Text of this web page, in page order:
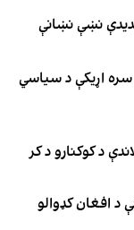
نښې نښانې
سره اړیکې د سیاسي
د کوکنارو د کر
د افغان کډوالو